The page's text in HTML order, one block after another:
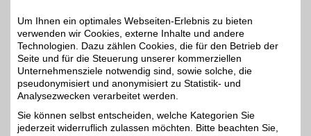
4%
LG Electronics
LG Electronics gehört zu
den weltweit führenden
Herstellern in den
Bereichen
Verbraucherelektronik,
mobile Kommunikation
Unser Partner stellt
intuitive, energiesparende
Um Ihnen ein optimales Webseiten-Erlebnis zu bieten
verwenden wir Cookies, externe Inhalte und andere
Technologien. Dazu zählen Cookies, die für den Betrieb der
Seite und für die Steuerung unserer kommerziellen
Unternehmensziele notwendig sind, sowie solche, die
pseudonymisiert und anonymisiert zu Statistik- und
Analysezwecken verarbeitet werden.
Sie können selbst entscheiden, welche Kategorien Sie
jederzeit widerruflich zulassen möchten. Bitte beachten Sie,